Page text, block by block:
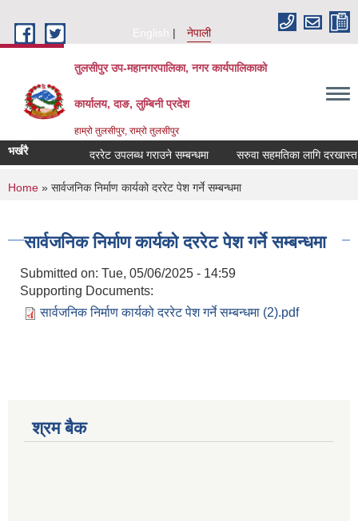
English
नेपाली
तुलसीपुर उप-महानगरपालिका, नगर कार्यपालिकाको
कार्यालय, दाङ, लुम्बिनी प्रदेश
हाम्रो तुलसीपुर, राम्रो तुलसीपुर
भर्खरै दररेट उपलब्ध गराउने सम्बन्धमा सरुवा सहमतिका लागि दरखास्त
You are here
Home » सार्वजनिक निर्माण कार्यको दररेट पेश गर्ने सम्बन्धमा
सार्वजनिक निर्माण कार्यको दररेट पेश गर्ने सम्बन्धमा
Submitted on: Tue, 05/06/2025 - 14:59
Supporting Documents:
सार्वजनिक निर्माण कार्यको दररेट पेश गर्ने सम्बन्धमा (2).pdf
श्रम बैक